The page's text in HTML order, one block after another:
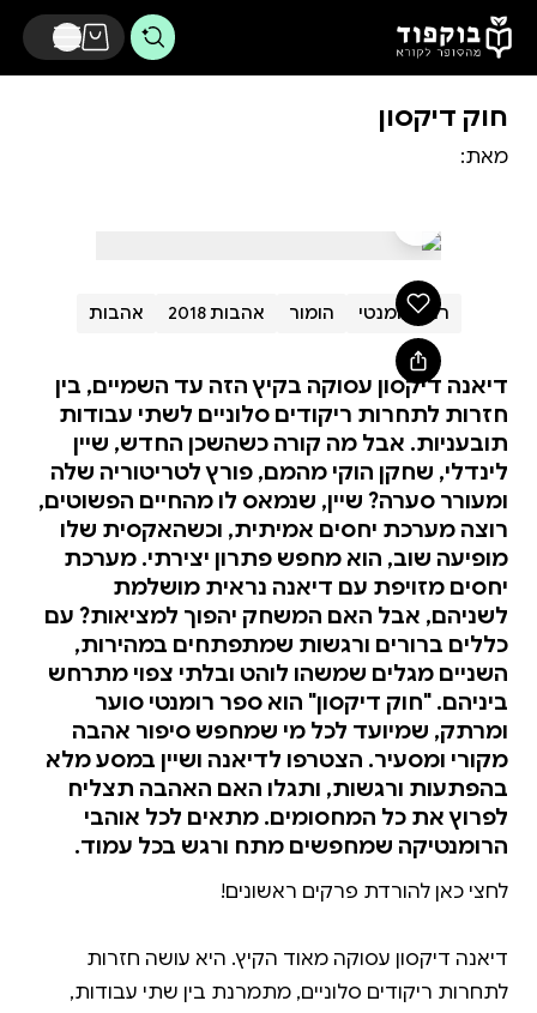
דלג לתוכן הראשי
חוק דיקסון
מאת:
רומן רומנטי הומור אהבות 2018 אהבות
דיאנה דיקסון עסוקה בקיץ הזה עד השמיים, בין
חזרות לתחרות ריקודים סלוניים לשתי עבודות
תובעניות. אבל מה קורה כשהשכן החדש, שיין
לינדלי, שחקן הוקי מהמם, פורץ לטריטוריה שלה
ומעורר סערה? שיין, שנמאס לו מהחיים הפשוטים,
רוצה מערכת יחסים אמיתית, וכשהאקסית שלו
מופיעה שוב, הוא מחפש פתרון יצירתי. מערכת
יחסים מזויפת עם דיאנה נראית מושלמת
לשניהם, אבל האם המשחק יהפוך למציאות? עם
כללים ברורים ורגשות שמתפתחים במהירות,
השניים מגלים שמשהו לוהט ובלתי צפוי מתרחש
ביניהם. "חוק דיקסון" הוא ספר רומנטי סוער
ומרתק, שמיועד לכל מי שמחפש סיפור אהבה
מקורי ומסעיר. הצטרפו לדיאנה ושיין במסע מלא
בהפתעות ורגשות, ותגלו האם האהבה תצליח
לפרוץ את כל המחסומים. מתאים לכל אוהבי
הרומנטיקה שמחפשים מתח ורגש בכל עמוד.
דיאנה דיקסון עסוקה מאוד הקיץ. היא עושה חזרות
לתחרות ריקודים סלוניים, מתמרנת בין שתי עבודות,